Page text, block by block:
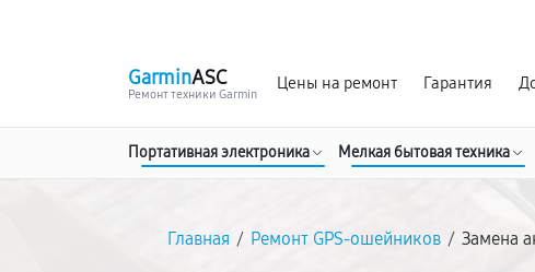
GarminASC
Ремонт техники Garmin
Цены на ремонт Гарантия
Портативная электроника Мелкая бытовая техника
Главная / Ремонт GPS-ошейников / Замена